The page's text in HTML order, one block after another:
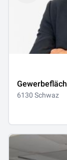
6130 Schwaz